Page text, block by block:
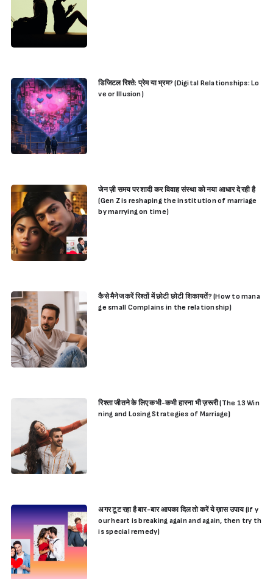
डिजिटल रिश्ते: प्रेम या भ्रम? (Digital Relationships: Lo
ve or Illusion)
जेन ज़ी समय पर शादी कर विवाह संस्था को नया आधार दे रही है
(Gen Z is reshaping the institution of marriage
by marrying on time)
कैसे मैनेज करें रिश्तों में छोटी छोटी शिकायतें? (How to mana
ge small Complains in the relationship)
रिश्ता जीतने के लिए कभी-कभी हारना भी ज़रूरी (The 13 Win
ning and Losing Strategies of Marriage)
अगर टूट रहा है बार-बार आपका दिल तो करें ये ख़ास उपाय (If y
our heart is breaking again and again, then try th
is special remedy)